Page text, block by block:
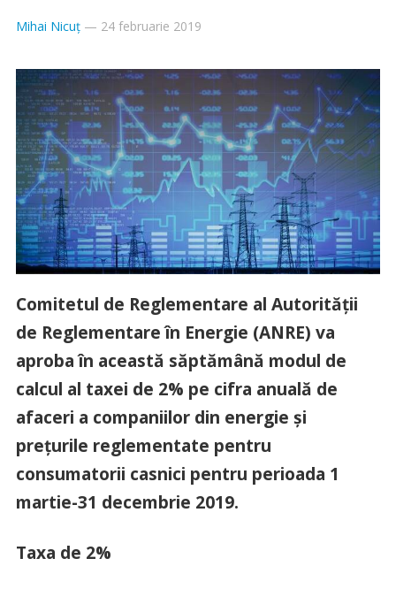
Mihai Nicuț— 24 februarie 2019
Comitetul de Reglementare al Autorităţii
de Reglementare în Energie (ANRE) va
aproba în această săptămână modul de
calcul al taxei de 2% pe cifra anuală de
afaceri a companiilor din energie şi
preţurile reglementate pentru
consumatorii casnici pentru perioada 1
martie-31 decembrie 2019.
Taxa de 2%